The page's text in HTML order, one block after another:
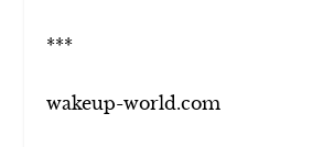
***
wakeup-world.com